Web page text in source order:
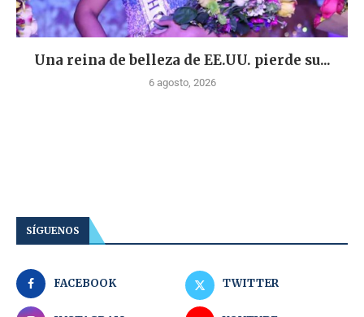
Una reina de belleza de EE.UU. pierde su...
6 agosto, 2026
SÍGUENOS
FACEBOOK TWITTER